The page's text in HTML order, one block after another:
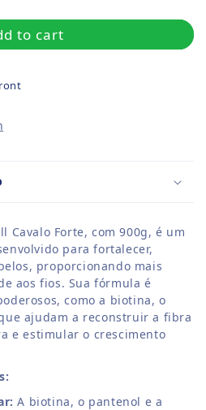
to cart
Cavalo Forte, com 900g, é um
para fortalecer,
proporcionando mais
aos fios. Sua fórmula é
como a biotina, o
ajudam a reconstruir a fibra
e estimular o crescimento
A biotina, o pantenol e a